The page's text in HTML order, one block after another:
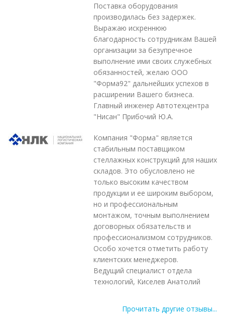
Поставка оборудования
производилась без задержек.
Выражаю искреннюю
благодарность сотрудникам Вашей
организации за безупречное
выполнение ими своих служебных
обязанностей, желаю ООО
"Форма92" дальнейших успехов в
расширении Вашего бизнеса.
Главный инженер Автотехцентра
"Нисан" Прибочий Ю.А.
Компания "Форма" является
стабильным поставщиком
стеллажных конструкций для наших
складов. Это обусловлено не
только высоким качеством
продукции и ее широким выбором,
но и профессиональным
монтажом, точным выполнением
договорных обязательств и
профессионализмом сотрудников.
Особо хочется отметить работу
клиентских менеджеров.
Ведущий специалист отдела
технологий, Киселев Анатолий
Прочитать другие отзывы...